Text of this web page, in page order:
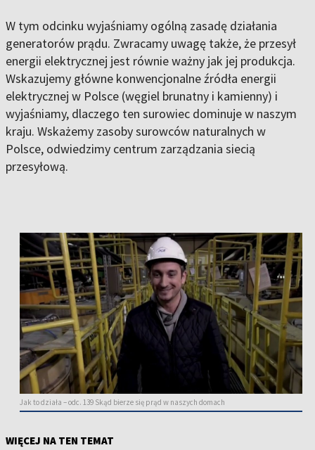
W tym odcinku wyjaśniamy ogólną zasadę działania
generatorów prądu. Zwracamy uwagę także, że przesył
energii elektrycznej jest równie ważny jak jej produkcja.
Wskazujemy główne konwencjonalne źródła energii
elektrycznej w Polsce (węgiel brunatny i kamienny) i
wyjaśniamy, dlaczego ten surowiec dominuje w naszym
kraju. Wskażemy zasoby surowców naturalnych w
Polsce, odwiedzimy centrum zarządzania siecią
przesyłową.
Jak to działa – odc. 139 Skąd bierze się prąd w naszych domach
WIĘCEJ NA TEN TEMAT